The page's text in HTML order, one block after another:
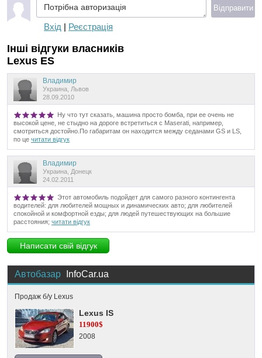
Потрібна авторизація
Вхід | Реєстрація
Відправити
Інші відгуки власників
Lexus ES
Владимир
Украина, Львов
28.09.2010
Ну что тут сказать, машина просто бомба, при ее очень не
высокой цене, не стыдно на дороге встретиться с Maserati, например,
смотриться достойно.По габаритам он находится между седанами GS и LS,
по це читати відгук
Владимир
Украина, Донецк
24.02.2011
Этот автомобиль подойдет для самого разного контингента
водителей: для любителей мощных и динамических авто; для любителей
спокойной и комфортной езды; для людей путешествующих на большие
расстояния; читати відгук
Написати свій відгук
Автобазар InfoCar.ua
Продаж б/у Lexus
Lexus IS
11900$
2008